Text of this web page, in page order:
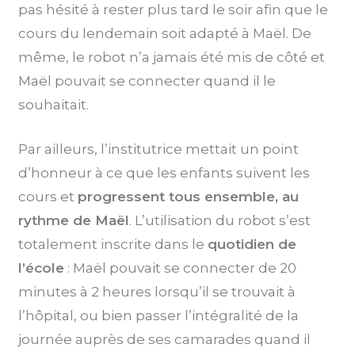
pas hésité à rester plus tard le soir afin que le
cours du lendemain soit adapté à Maël. De
même, le robot n’a jamais été mis de côté et
Maël pouvait se connecter quand il le
souhaitait.
Par ailleurs, l’institutrice mettait un point
d’honneur à ce que les enfants suivent les
cours et progressent tous ensemble, au
rythme de Maël. L’utilisation du robot s’est
totalement inscrite dans le quotidien de
l’école : Maël pouvait se connecter de 20
minutes à 2 heures lorsqu’il se trouvait à
l’hôpital, ou bien passer l’intégralité de la
journée auprès de ses camarades quand il